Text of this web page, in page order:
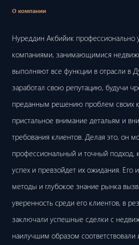
О компании
Нуреддин Акбийик профессионально
компаниями, занимающимися
выполняют все функции в отрасли в
заработал свою репутацию, будучи
преданным решению проблем своих
пристальное внимание детальям и
требования клиентов. Делая это, он
профессиональный и точный подход,
успех и превзойдет их ожидания. Его
методы и глубокое знание рынка
уверенность среди его клиентов, в
заключали успешные сделки с
наилучшим образом соответствовали